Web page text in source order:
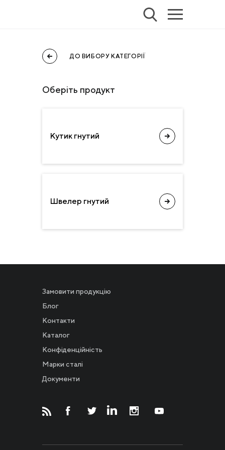
ДО ВИБОРУ КАТЕГОРІЇ
Оберіть продyкт
Кутик гнутий
Швелер гнутий
Замовити продукцію
Блог
Контакти
Каталог
Конфіденційність
Марки сталі
Документи
Новости
Инвесторам